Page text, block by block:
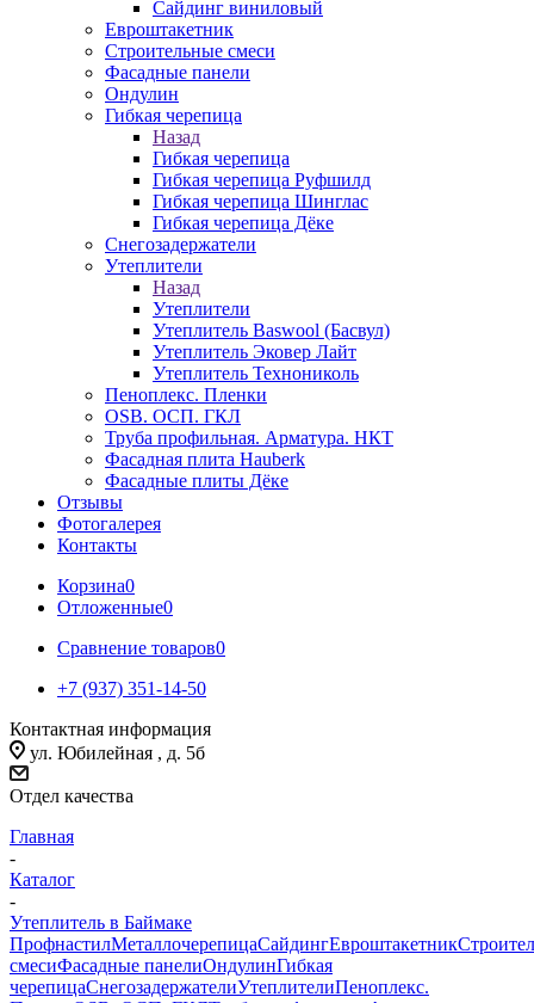
Сайдинг виниловый
Евроштакетник
Строительные смеси
Фасадные панели
Ондулин
Гибкая черепица
Назад
Гибкая черепица
Гибкая черепица Руфшилд
Гибкая черепица Шинглас
Гибкая черепица Дёке
Снегозадержатели
Утеплители
Назад
Утеплители
Утеплитель Baswool (Басвул)
Утеплитель Эковер Лайт
Утеплитель Технониколь
Пеноплекс. Пленки
OSB. ОСП. ГКЛ
Труба профильная. Арматура. НКТ
Фасадная плита Hauberk
Фасадные плиты Дёке
Отзывы
Фотогалерея
Контакты
Корзина0
Отложенные0
Сравнение товаров0
+7 (937) 351-14-50
Контактная информация
ул. Юбилейная , д. 5б
Отдел качества
Главная
-
Каталог
-
Утеплитель в Баймаке
ПрофнастилМеталлочерепицаСайдингЕвроштакетник
смесиФасадные панелиОндулинГибкая
черепицаСнегозадержателиУтеплителиПеноплекс.